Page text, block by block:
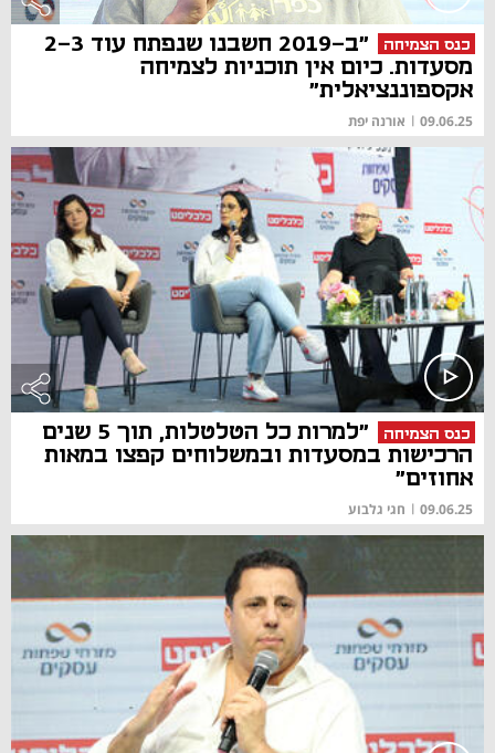
כנס הצמיחה
"ב-2019 חשבנו שנפתח עוד 2-3
מסעדות. כיום אין תוכניות לצמיחה
אקספוננציאלית"
09.06.25
| אורנה יפת
כנס הצמיחה
"למרות כל הטלטלות, תוך 5 שנים
הרכישות במסעדות ובמשלוחים קפצו במאות
אחוזים"
09.06.25
| חגי גלבוע